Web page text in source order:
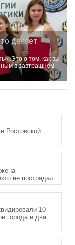
делает
Это о том, как вы
в завтрашнем
Ростовской
не пострадал.
10
города и два